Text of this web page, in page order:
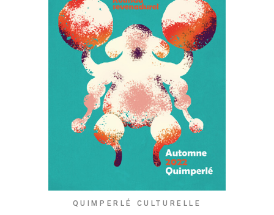
QUIMPERLÉ CULTURELLE